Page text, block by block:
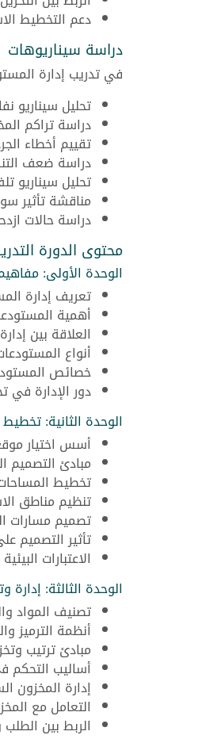
دعم التخطيط
دراسة سيناريوهات
في تدريب إدارة
تحليل سيناريو
دراسة تراكم
تقييم أخطاء
دراسة ضعف
تحليل سيناريو
مناقشة تأثير
دراسة حالات
محتوى الدورة
الوحدة الأولى:
تعريف إدارة
أهمية
العلاقة بين
أنواع
خصائص
دور الإدارة في
الوحدة الثانية:
أسس اختيار
مبادئ التصميم
تخطيط
تنظيم مناطق
تصميم مسارات
تأثير التصميم
الاعتبارات
الوحدة الثالثة: إدارة
تصنيف المواد
أنظمة الترميز
مبادئ ترتيب
أساليب التحكم
إدارة المخزون
التعامل مع
الربط بين الطلب